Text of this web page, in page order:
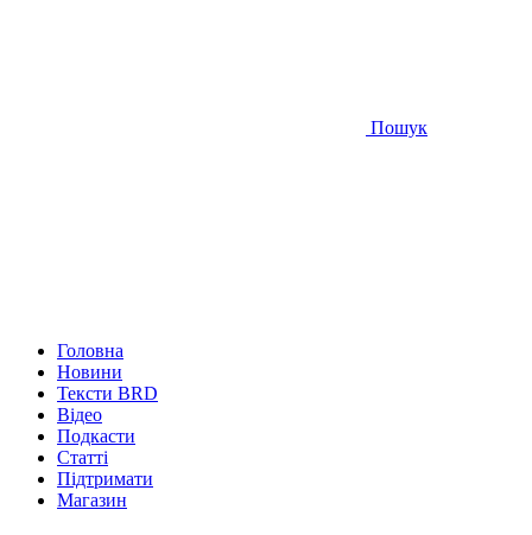
Пошук
Головна
Новини
Тексти BRD
Відео
Подкасти
Статті
Підтримати
Магазин